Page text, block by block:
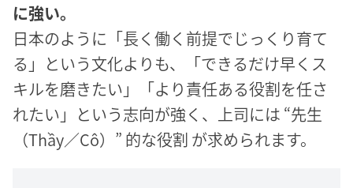
に強い。
日本のように「長く働く前提でじっくり育て
る」という文化よりも、「できるだけ早くス
キルを磨きたい」「より責任ある役割を任さ
れたい」という志向が強く、上司には “先生
（Thầy／Cô）” 的な役割 が求められます。